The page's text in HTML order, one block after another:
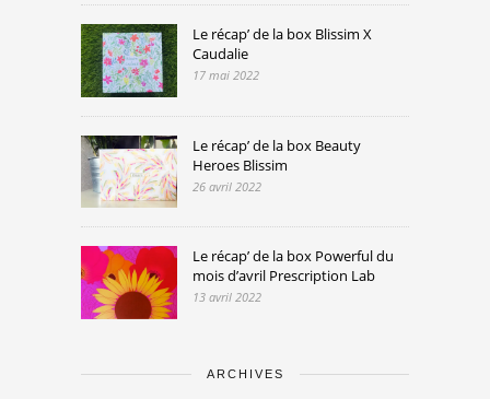
Le récap’ de la box Blissim X
Caudalie
17 mai 2022
Le récap’ de la box Beauty
Heroes Blissim
26 avril 2022
Le récap’ de la box Powerful du
mois d’avril Prescription Lab
13 avril 2022
ARCHIVES